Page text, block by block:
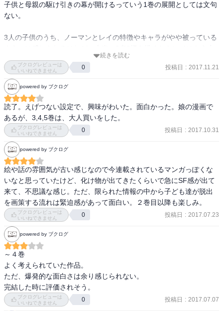
子供と母親の駆け引きの幕が開けるっていう1巻の展開としては文句
ない。
3人の子供のうち、ノーマンとレイの特徴やキャラがやや被っている
し違うキャラにできるはず）、それが意図的なものなのかどうなの
か、それも気になる。
続きを読む
ブクログレビューは
いいねできません
0 投稿日 : 2017.11.21
powered by ブクログ
読了。えげつない設定で、興味がわいた。面白かった。娘の漫画で
あるが、3,4,5巻は、大人買いをした。
ブクログレビューは
いいねできません
0 投稿日 : 2017.10.31
powered by ブクログ
絵や話の雰囲気が古い感じなので今連載されているマンガっぽくな
いなと思っていたけど、化け物が出てきたくらいで急にSF感が出て
来て、不思議な感じ。ただ、限られた情報の中から子ども達が脱出
を画策する流れは緊迫感があって面白い。２巻目以降も楽しみ。
ブクログレビューは
いいねできません
0 投稿日 : 2017.07.23
powered by ブクログ
～４巻
よく考えられていた作品。
ただ、爆発的な面白さは余り感じられない。
完結した時に評価されそう。
ブクログレビューは
いいねできません
0 投稿日 : 2017.07.07